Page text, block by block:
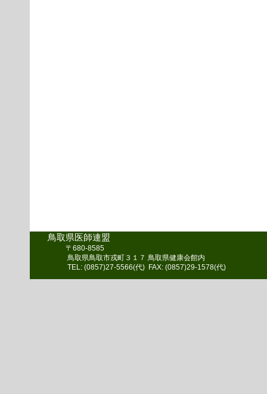
鳥取県医師連盟
〒680-8585
鳥取県鳥取市戎町３１７ 鳥取県健康会館内
TEL: (0857)27-5566(代) FAX: (0857)29-1578(代)